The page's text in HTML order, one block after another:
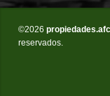
©2026
reservados.